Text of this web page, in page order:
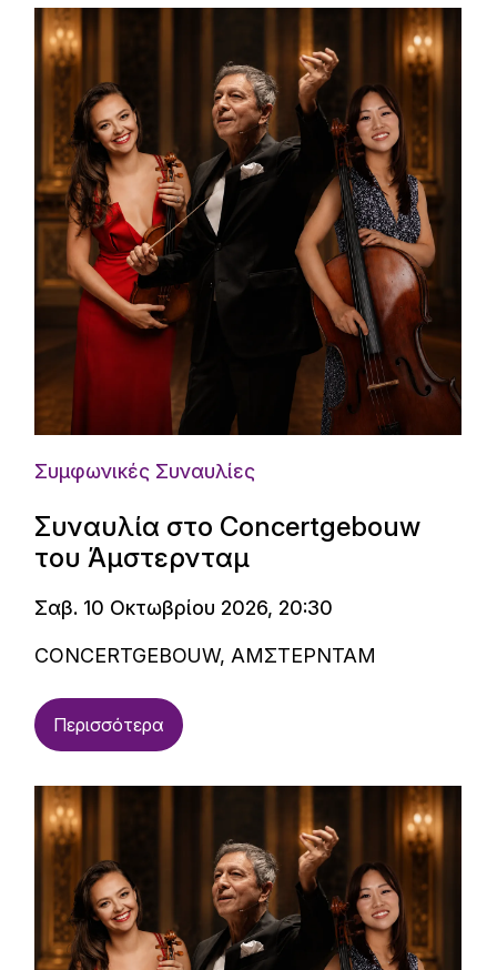
Συμφωνικές Συναυλίες
Συναυλία στο Concertgebouw
του Άμστερνταμ
Σαβ. 10 Οκτωβρίου 2026, 20:30
CONCERTGEBOUW, ΑΜΣΤΕΡΝΤΑΜ
Περισσότερα